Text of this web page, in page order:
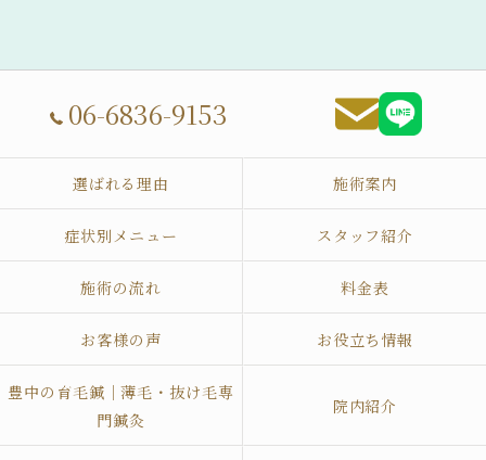
06-6836-9153
選ばれる理由 施術案内
症状別メニュー スタッフ紹介
施術の流れ 料金表
お客様の声 お役立ち情報
豊中の育毛鍼｜薄毛・抜け毛専
門鍼灸
院内紹介